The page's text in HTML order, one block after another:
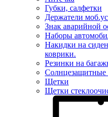
Губки, салфетки
Держатели
Знак аварийной
Наборы
Накидки на
коврики.
Резинки на
Солнцезащитные
Щетки
Щетки